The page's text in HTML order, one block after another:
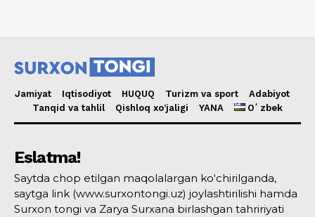
Jamiyat Iqtisodiyot HUQUQ Turizm va sport
Adabiyot
Tanqid va tahlil
Qishloq xo’jaligi YANA Oʻzbek
Eslatma!
Saytda chop etilgan maqolalargan ko‘chirilganda,
saytga link (www.surxontongi.uz) joylashtirilishi hamda
Surxon tongi va Zarya Surxana birlashgan tahririyati